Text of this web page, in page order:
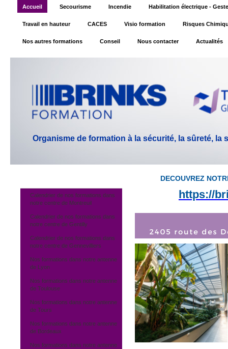
Accueil Secourisme Incendie Habilitation électrique -
Travail en hauteur CACES Visio formation Risques
Nos autres formations Conseil Nous contacter Actualités
Organisme de formation à la sécurité, la sûreté,
Calendrier de nos formations dans
notre centre de Montreuil
Calendrier de nos formations dans
notre centre de Gentilly
Calendrier de nos formations dans
notre centre de Gennevilliers
Nos formations dans notre antenne
de Lyon
Nos formations dans notre antenne
de Toulouse
Nos formations dans notre antenne
de Tours
Nos formations dans notre antenne
de Bordeaux
Nos formations dans notre antenne
DECOUVREZ
https://